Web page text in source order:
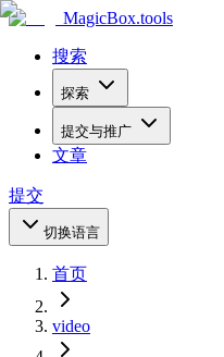
MagicBox.tools
搜索
探索
提交与推广
文章
提交
切换语言
首页
video